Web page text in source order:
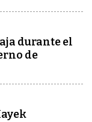
durante el
de